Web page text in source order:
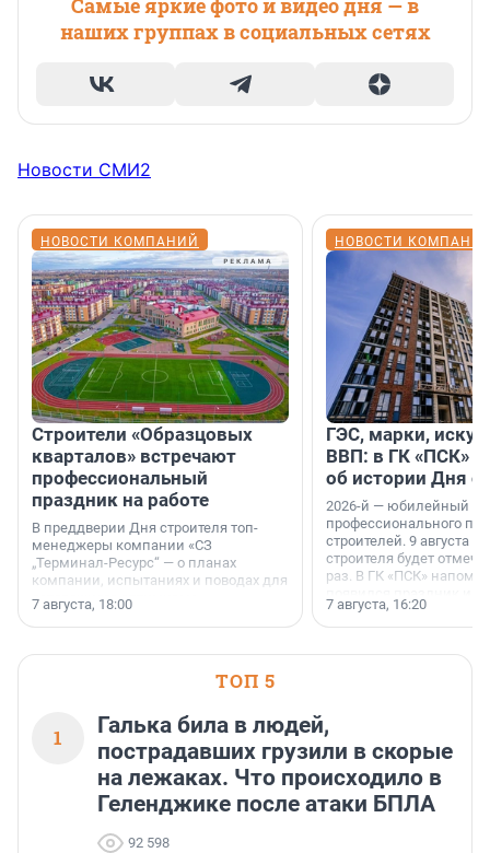
Самые яркие фото и видео дня — в
наших группах в социальных сетях
Новости СМИ2
НОВОСТИ КОМПАНИЙ
Строители «Образцовых
кварталов» встречают
профессиональный
праздник на работе
В преддверии Дня строителя топ-
менеджеры компании «СЗ
„Терминал-Ресурс“ — о планах
компании, испытаниях и поводах для
осторожного оптимизма.
7 августа, 18:00
НОВОСТИ
ГЭС, марки,
ВВП: в ГК «ПСК»
об истории Дня
2026-й — юбилейный
профессионального
строителей. 9 августа
строителя будет
раз. В ГК «ПСК»
поменялась роль
7 августа, 16:20
ТОП 5
1
Галька била в людей,
пострадавших грузили в скорые
на лежаках. Что происходило в
Геленджике после атаки БПЛА
92 598